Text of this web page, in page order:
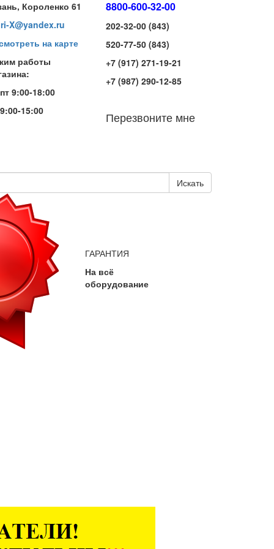
Короленко 61
X@yandex.ru
на карте
работы
9:00-18:00
15:00
8800-600-32-00
202-32-00 (843)
520-77-50 (843)
+7 (917) 271-19-21
+7 (987) 290-12-85
Перезвоните мне
Искать
ГАРАНТИЯ
На всё
оборудование